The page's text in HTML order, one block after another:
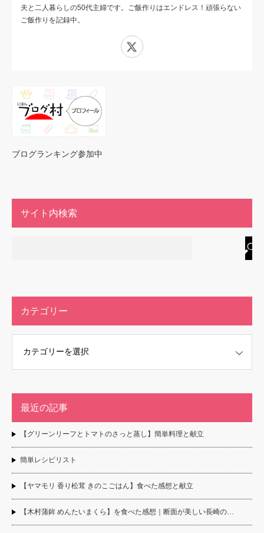
夫と二人暮らしの50代主婦です。ご飯作りはエンドレス！頑張らない
ご飯作りを記録中。
ブログランキング参加中
サイト内検索
カテゴリー
最近の記事
【グリーンリーフとトマトのさっと蒸し】簡単料理と献立
簡単レシピリスト
【ヤマモリ 香り松茸 きのこごはん】食べた感想と献立
【木村蒲鉾 めんたいまくら】を食べた感想｜断面が美しい長崎の…